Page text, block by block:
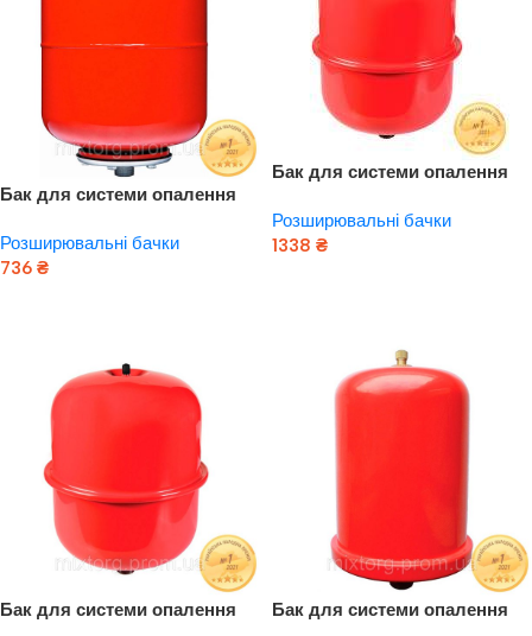
Бак для системи опалення
AQUATICA (779162)
Розширювальні бачки
736 ₴
Бак для системи опалення
(779143)
Розширювальні бачки
1338 ₴
Бак для системи опалення
Бак для системи опалення